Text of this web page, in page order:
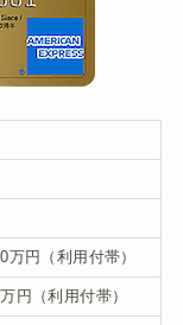
万円（利用付帯）
円（利用付帯）